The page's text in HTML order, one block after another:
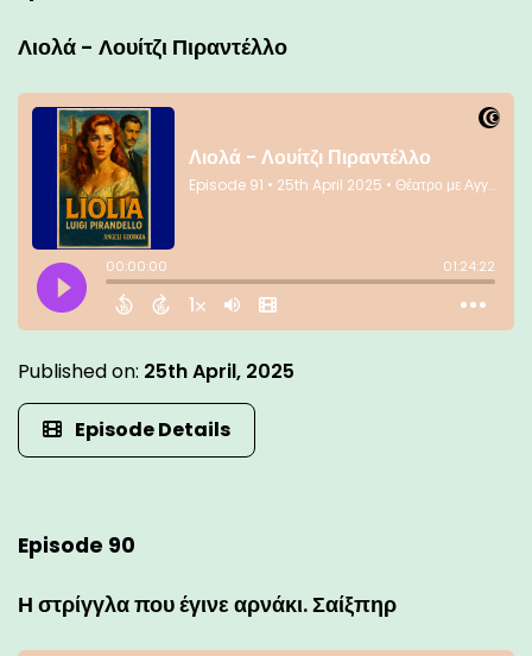
Λιολά - Λουίτζι Πιραντέλλο
Published on: 25th April, 2025
Episode Details
Episode 90
Η στρίγγλα που έγινε αρνάκι. Σαίξπηρ